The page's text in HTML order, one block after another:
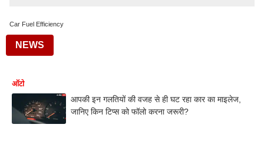
Car Fuel Efficiency
NEWS
ऑटो
आपकी इन गलतियों की वजह से ही घट रहा कार का माइलेज,
जानिए किन टिप्स को फॉलो करना जरूरी?